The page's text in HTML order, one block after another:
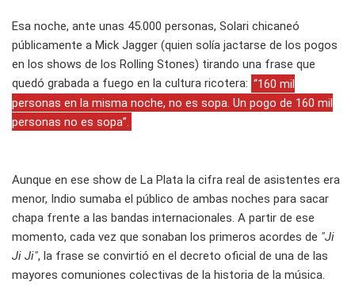
Esa noche, ante unas 45.000 personas, Solari chicaneó
públicamente a Mick Jagger (quien solía jactarse de los pogos
en los shows de los Rolling Stones) tirando una frase que
quedó grabada a fuego en la cultura ricotera: “160 mil
personas en la misma noche, no es sopa. Un pogo de 160 mil
personas no es sopa”.
Aunque en ese show de La Plata la cifra real de asistentes era
menor, Indio sumaba el público de ambas noches para sacar
chapa frente a las bandas internacionales. A partir de ese
momento, cada vez que sonaban los primeros acordes de "Ji
Ji Ji", la frase se convirtió en el decreto oficial de una de las
mayores comuniones colectivas de la historia de la música.